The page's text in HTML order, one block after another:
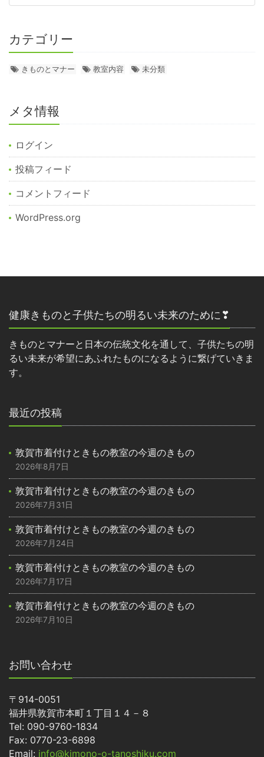
カテゴリー
きものとマナー 教室内容 未分類
メタ情報
ログイン
投稿フィード
コメントフィード
WordPress.org
健康きものと子供たちの明るい未来のために❣
きものとマナーと日本の伝統文化を通して、子供たちの明
るい未来が希望にあふれたものになるように繋げていきま
す。
最近の投稿
敦賀市着付けときもの教室の今週のきもの
2026年8月7日
敦賀市着付けときもの教室の今週のきもの
2026年7月31日
敦賀市着付けときもの教室の今週のきもの
2026年7月24日
敦賀市着付けときもの教室の今週のきもの
2026年7月17日
敦賀市着付けときもの教室の今週のきもの
2026年7月10日
お問い合わせ
〒914-0051
福井県敦賀市本町１丁目１４－８
Tel: 090-9760-1834
Fax: 0770-23-6898
Email: info@kimono-o-tanoshiku.com